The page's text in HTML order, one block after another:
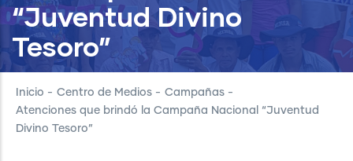
“Juventud Divino
Tesoro”
Inicio - Centro de Medios - Campañas -
Atenciones que brindó la Campaña Nacional “Juventud
Divino Tesoro”